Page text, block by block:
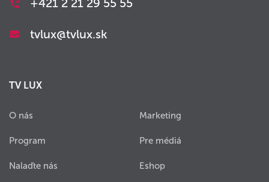
+421 2 21 29 55 55
tvlux@tvlux.sk
TV LUX
O nás
Program
Nalaďte nás
Marketing
Pre médiá
Eshop